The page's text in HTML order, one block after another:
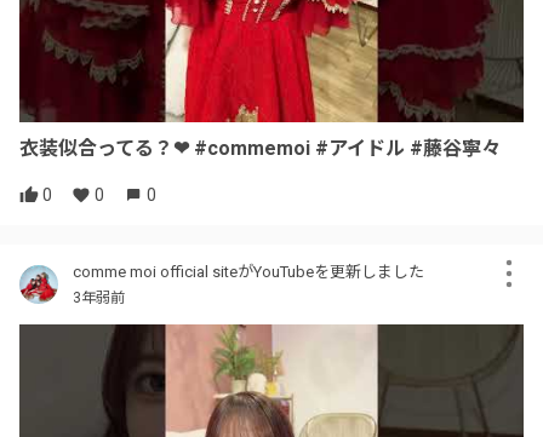
衣装似合ってる？❤ #commemoi #アイドル #藤谷寧々
0 0 0
comme moi official siteがYouTubeを更新しました
3年弱前